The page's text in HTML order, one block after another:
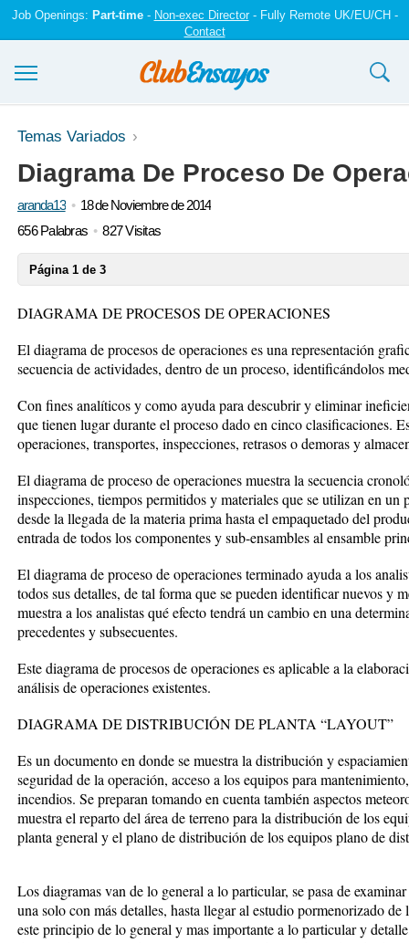
Job Openings: Part-time- Non-exec Director- Fully Remote UK/EU/CH -
Contact
Ensayos y trabajos
Registrarse
Iniciar sesión
Temas Variados
Diagrama De Proceso De
aranda13
18 de Noviembre de 2014
656 Palabras
827 Visitas
Página 1 de 3
DIAGRAMA DE PROCESOS DE OPERACIONES
El diagrama de procesos de operaciones es una representación
secuencia de actividades, dentro de un proceso, identificándolos
Con fines analíticos y como ayuda para descubrir y eliminar
que tienen lugar durante el proceso dado en cinco clasificaciones.
operaciones, transportes, inspecciones, retrasos o demoras y
El diagrama de proceso de operaciones muestra la secuencia
inspecciones, tiempos permitidos y materiales que se utilizan en un
desde la llegada de la materia prima hasta el empaquetado del
entrada de todos los componentes y sub-ensambles al ensamble
El diagrama de proceso de operaciones terminado ayuda a los
todos sus detalles, de tal forma que se pueden identificar nuevos y
muestra a los analistas qué efecto tendrá un cambio en una
precedentes y subsecuentes.
Este diagrama de procesos de operaciones es aplicable a la
análisis de operaciones existentes.
DIAGRAMA DE DISTRIBUCIÓN DE PLANTA “LAYOUT”
Es un documento en donde se muestra la distribución y
seguridad de la operación, acceso a los equipos para
incendios. Se preparan tomando en cuenta también aspectos
muestra el reparto del área de terreno para la distribución de los
planta general y el plano de distribución de los equipos plano de
Los diagramas van de lo general a lo particular, se pasa de
una solo con más detalles, hasta llegar al estudio pormenorizado
este principio de lo general y mas importante a lo particular y